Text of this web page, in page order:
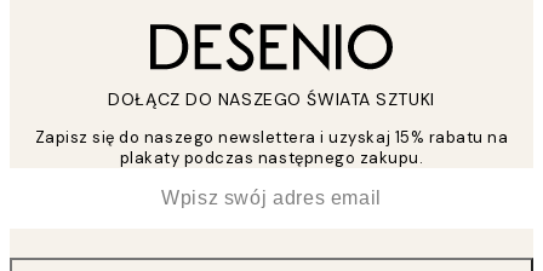
DOŁĄCZ DO NASZEGO ŚWIATA SZTUKI
Zapisz się do naszego newslettera i uzyskaj 15% rabatu na
plakaty podczas następnego zakupu.